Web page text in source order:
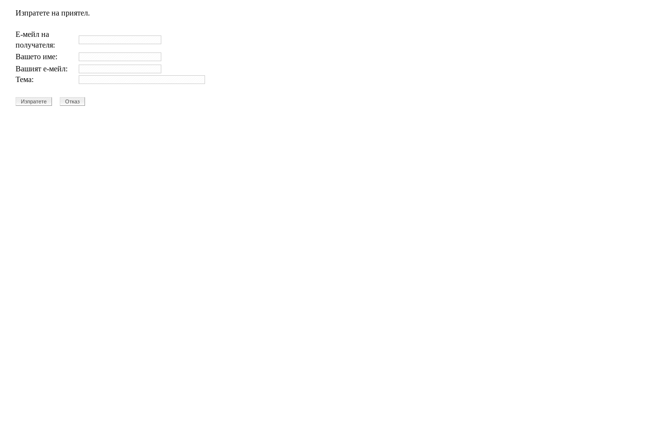
Изпратете на приятел.
Е-мейл на
получателя:
Вашето име:
Вашият е-мейл:
Тема: